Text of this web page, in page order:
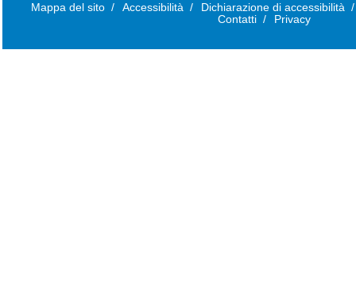
Mappa del sito / Accessibilità / Dichiarazione di accessibilità /
Contatti / Privacy